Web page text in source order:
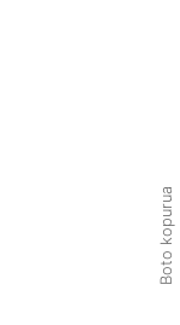
Boto kopurua